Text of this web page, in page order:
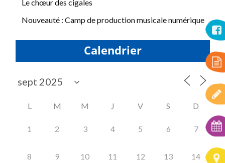
Le chœur des cigales
Nouveauté : Camp de production musicale numérique
Calendrier
L M M J V S D
1 2 3 4 5 6 7
8 9 10 11 12 13 14